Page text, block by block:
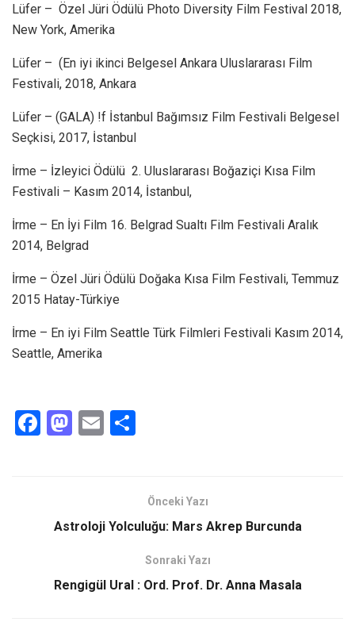
Lüfer – Özel Jüri Ödülü Photo Diversity Film Festival 2018,
New York, Amerika
Lüfer – (En iyi ikinci Belgesel Ankara Uluslararası Film
Festivali, 2018, Ankara
Lüfer – (GALA) !f İstanbul Bağımsız Film Festivali Belgesel
Seçkisi, 2017, İstanbul
İrme – İzleyici Ödülü 2. Uluslararası Boğaziçi Kısa Film
Festivali – Kasım 2014, İstanbul,
İrme – En İyi Film 16. Belgrad Sualtı Film Festivali Aralık
2014, Belgrad
İrme – Özel Jüri Ödülü Doğaka Kısa Film Festivali, Temmuz
2015 Hatay-Türkiye
İrme – En iyi Film Seattle Türk Filmleri Festivali Kasım 2014,
Seattle, Amerika
F
M
d
n
E
Önceki Yazı
Astroloji Yolculuğu: Mars Akrep Burcunda
Sonraki Yazı
Rengigül Ural : Ord. Prof. Dr. Anna Masala